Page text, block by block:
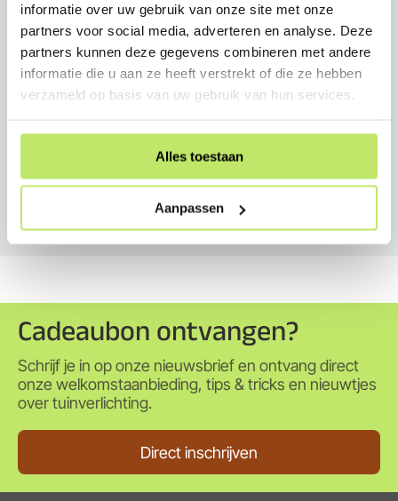
informatie over uw gebruik van onze site met onze
partners voor social media, adverteren en analyse. Deze
partners kunnen deze gegevens combineren met andere
informatie die u aan ze heeft verstrekt of die ze hebben
verzameld op basis van uw gebruik van hun services.
Alles toestaan
Aanpassen
Persoonlijk advies
Service
Cadeaubon ontvangen?
Schrijf je in op onze nieuwsbrief en ontvang direct
onze welkomstaanbieding, tips & tricks en nieuwtjes
over tuinverlichting.
Direct inschrijven